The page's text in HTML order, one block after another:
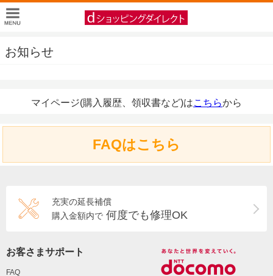
お知らせ
マイページ(購入履歴、領収書など)はこちらから
FAQはこちら
充実の延長補償
購入金額内で 何度でも修理OK
お客さまサポート
FAQ